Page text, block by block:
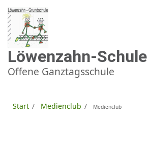
Zum
Inhalt
springen
(Enter
drücken)
Löwenzahn-Schule
Offene Ganztagsschule
Start / Medienclub / Medienclub